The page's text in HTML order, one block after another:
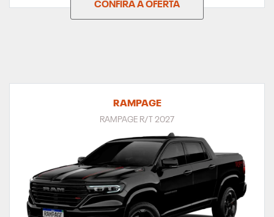
CONFIRA A OFERTA
RAMPAGE
RAMPAGE R/T 2027